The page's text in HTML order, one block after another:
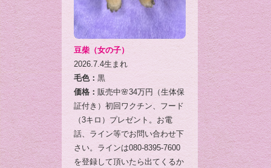
豆柴（女の子）
2026.7.4生まれ
毛色： 黒
価格： 販売中🌸34万円（生体保
証付き）初回ワクチン、フード
（3キロ）プレゼント。お電
話、ライン等でお問い合わせ下
さい。ラインは080-8395-7600
を登録して頂いたら出てくるか